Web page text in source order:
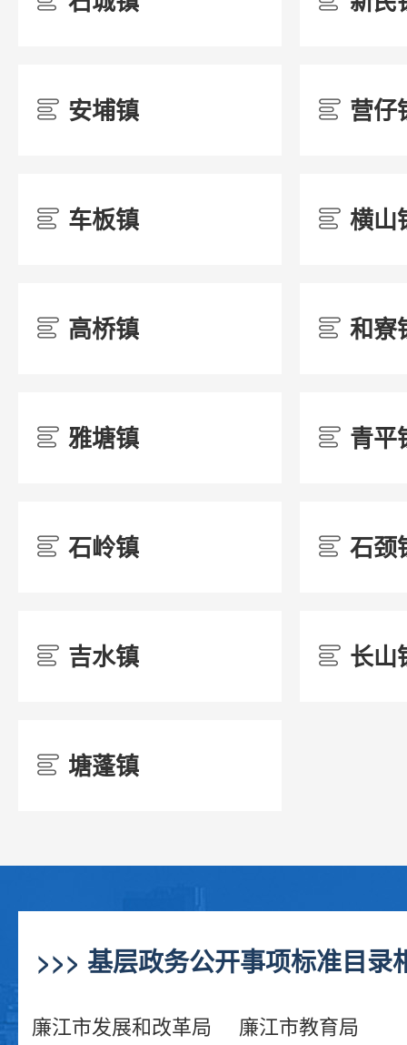
/ 16农村危房改造
/ 17市政服务
/ 18城市综合执法
/ 19涉农补贴
/ 20公共文化服务
/ 21卫生健康
/ 22安全生产
/ 23救灾生产
/ 安埔镇 / 营仔
/ 车板镇 / 横山
/ 高桥镇 / 和寮
/ 雅塘镇 / 青平
/ 石岭镇 / 石颈
/ 吉水镇 / 长山
/ 塘蓬镇
>>> 基层政务公开事项标准目录
廉江市发展和改革局 廉江市教育局